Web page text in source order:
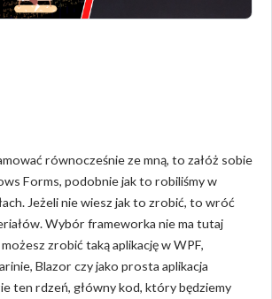
równocześnie ze mną, to załóż sobie
Forms, podobnie jak to robiliśmy w
Jeżeli nie wiesz jak to zrobić, to wróć
Wybór frameworka nie ma tutaj
zrobić taką aplikację w WPF,
Blazor czy jako prosta aplikacja
ten rdzeń, główny kod, który będziemy